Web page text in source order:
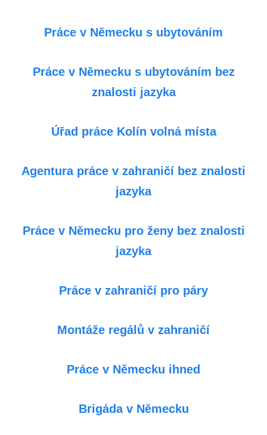
Práce v Německu s ubytováním
Práce v Německu s ubytováním bez
znalosti jazyka
Úřad práce Kolín volná místa
Agentura práce v zahraničí bez znalosti
jazyka
Práce v Německu pro ženy bez znalosti
jazyka
Práce v zahraničí pro páry
Montáže regálů v zahraničí
Práce v Německu ihned
Brigáda v Německu